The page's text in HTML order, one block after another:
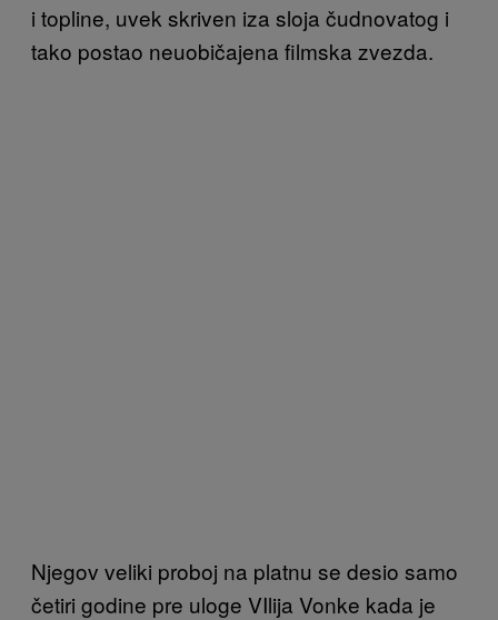
i topline, uvek skriven iza sloja čudnovatog i
tako postao neuobičajena filmska zvezda.
Njegov veliki proboj na platnu se desio samo
četiri godine pre uloge VIlija Vonke kada je